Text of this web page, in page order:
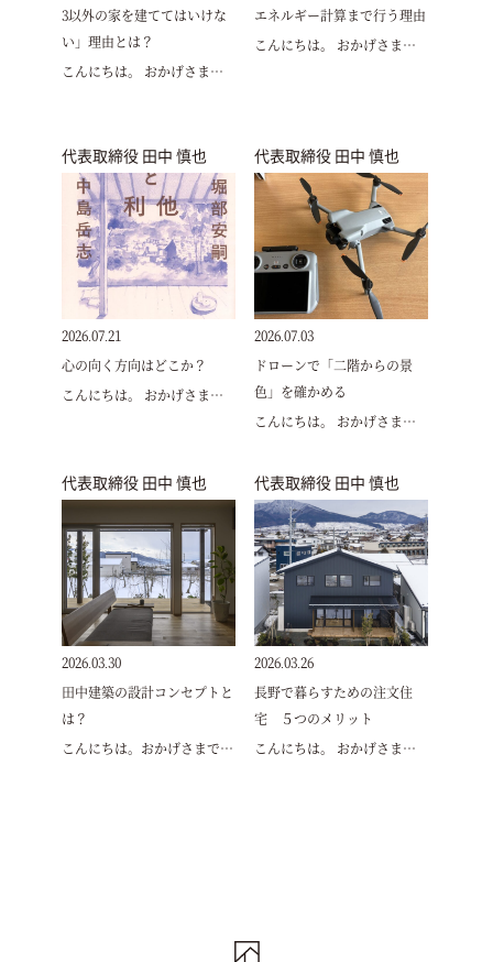
3以外の家を建ててはいけな
い」理由とは？
こんにちは。 おかげさま…
エネルギー計算まで行う理由
こんにちは。 おかげさま…
代表取締役 田中 慎也
2026.07.21
心の向く方向はどこか？
こんにちは。 おかげさま…
代表取締役 田中 慎也
2026.07.03
ドローンで「二階からの景
色」を確かめる
こんにちは。 おかげさま…
代表取締役 田中 慎也
2026.03.30
田中建築の設計コンセプトと
は？
こんにちは。おかげさまで…
代表取締役 田中 慎也
2026.03.26
長野で暮らすための注文住
宅 ５つのメリット
こんにちは。 おかげさま…